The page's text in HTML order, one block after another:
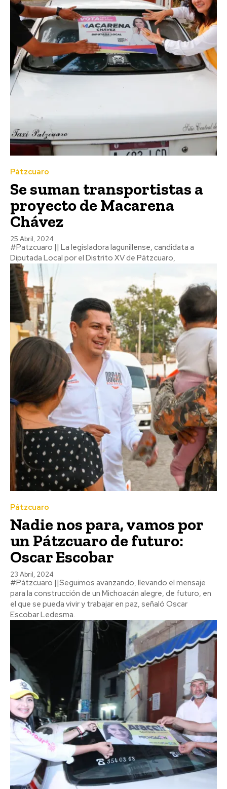
Pátzcuaro
Se suman transportistas a
proyecto de Macarena
Chávez
25 Abril, 2024
#Patzcuaro || La legisladora lagunillense, candidata a
Diputada Local por el Distrito XV de Pátzcuaro,
Pátzcuaro
Nadie nos para, vamos por
un Pátzcuaro de futuro:
Oscar Escobar
23 Abril, 2024
#Pátzcuaro ||Seguimos avanzando, llevando el mensaje
para la construcción de un Michoacán alegre, de futuro, en
el que se pueda vivir y trabajar en paz, señaló Oscar
Escobar Ledesma.